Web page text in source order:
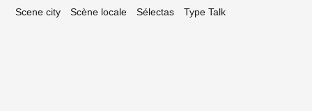
Scene city
Scène locale Sélectas Type Talk